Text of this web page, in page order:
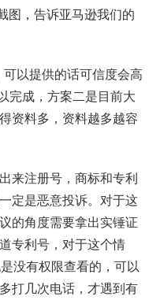
图，告诉亚马逊我们的
以提供的话可信度会高
完成，方案二是目前大
资料多，资料越多越容
来注册号，商标和专利
定是恶意投诉。对于这
的角度需要拿出实锤证
专利号，对于这个情
没有权限查看的，可以
打几次电话，才遇到有